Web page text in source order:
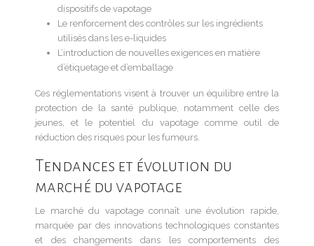
dispositifs de vapotage
Le renforcement des contrôles sur les ingrédients
utilisés dans les e-liquides
L’introduction de nouvelles exigences en matière
d’étiquetage et d’emballage
Ces réglementations visent à trouver un équilibre entre la
protection de la santé publique, notamment celle des
jeunes, et le potentiel du vapotage comme outil de
réduction des risques pour les fumeurs.
Tendances et évolution du
marché du vapotage
Le marché du vapotage connaît une évolution rapide,
marquée par des innovations technologiques constantes
et des changements dans les comportements des